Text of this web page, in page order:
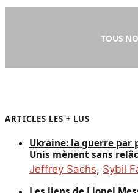
TOUS
ARTICLES LES + LUS
Ukraine: la guerre par
Unis mènent sans
Jeffrey Sachs, Sybil